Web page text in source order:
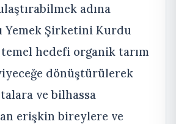
adına
Yemek Şirketini Kurdu
temel hedefi organik tarım
dönüştürülerek
ve bilhassa
erişkin bireylere ve